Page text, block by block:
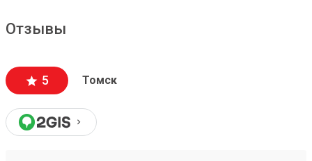
Отзывы
5 Томск